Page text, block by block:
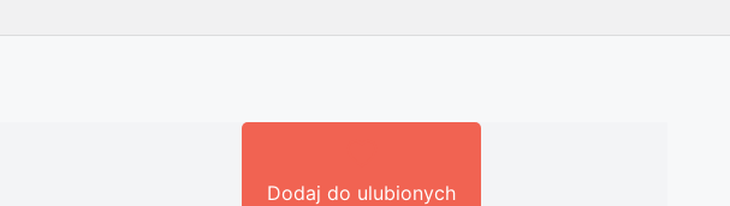
Dodaj do ulubionych